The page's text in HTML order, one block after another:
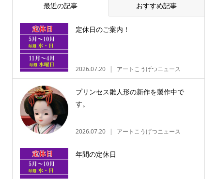
最近の記事 おすすめ記事
定休日のご案内！
2026.07.20 アートこうげつニュース
プリンセス雛人形の新作を製作中で
す。
2026.07.20 アートこうげつニュース
年間の定休日